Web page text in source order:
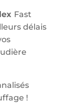
Fast
délais
!